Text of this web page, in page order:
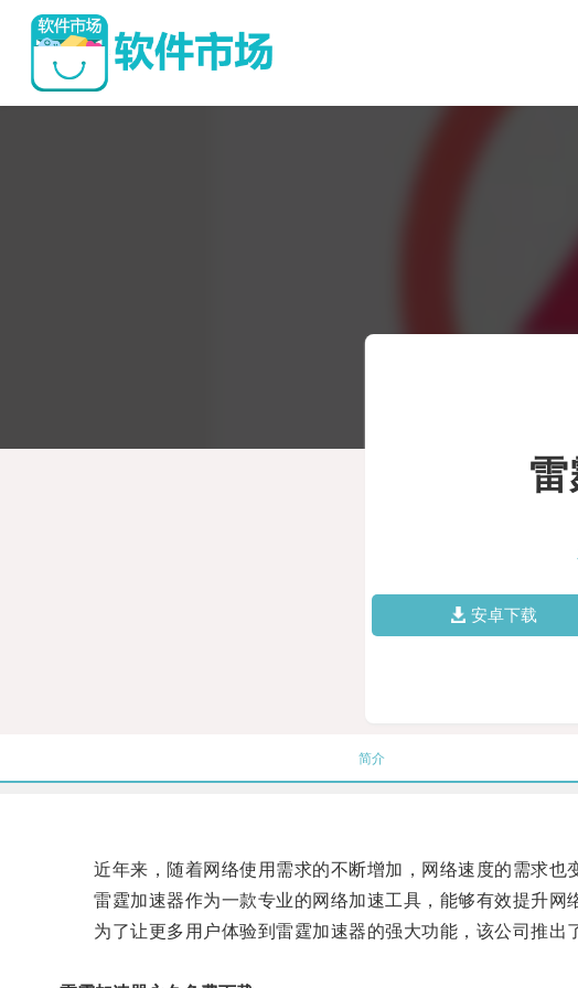
雷
安卓下载
简介
近年来，随着网络使用需求的不断增加，网络速度的需求也
雷霆加速器作为一款专业的网络加速工具，能够有效提升网
为了让更多用户体验到雷霆加速器的强大功能，该公司推出